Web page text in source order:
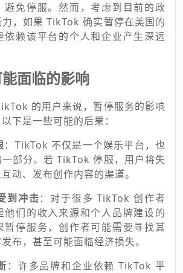
避免停服。然而，考虑到目前的政
，如果 TikTok 确实暂停在美国的
依赖该平台的个人和企业产生深远
面临的影响
的用户来说，暂停服务的影响
下是一些可能的后果：
：TikTok 不仅是一个娱乐平台，也
部分。若 TikTok 停服，用户将失
动、发布创作内容的渠道。
到冲击：对于很多 TikTok 创作者
他们的收入来源和个人品牌建设的
暂停服务，创作者可能需要寻找其
布，甚至可能面临经济损失。
：许多品牌和企业依赖 TikTok 平